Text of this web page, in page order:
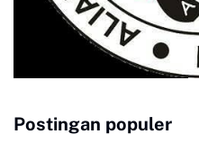
Postingan populer